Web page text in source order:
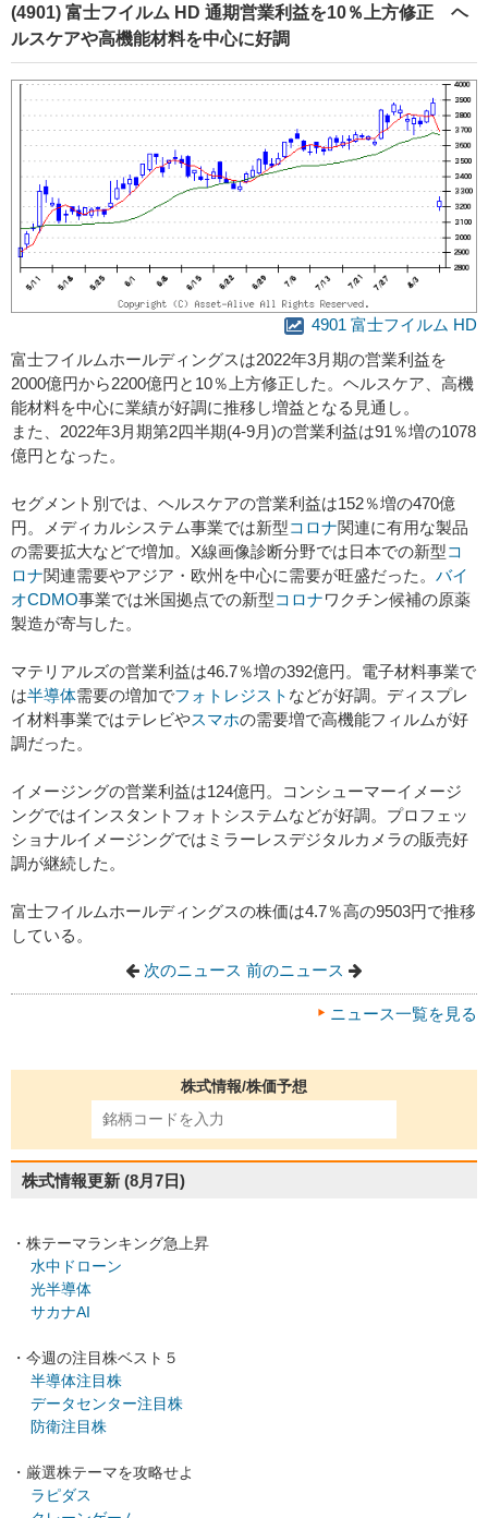
(4901) 富士フイルム HD 通期営業利益を10％上方修正 ヘ
ルスケアや高機能材料を中心に好調
4901 富士フイルム HD
富士フイルムホールディングスは2022年3月期の営業利益を
2000億円から2200億円と10％上方修正した。ヘルスケア、高機
能材料を中心に業績が好調に推移し増益となる見通し。
また、2022年3月期第2四半期(4-9月)の営業利益は91％増の1078
億円となった。
セグメント別では、ヘルスケアの営業利益は152％増の470億
円。メディカルシステム事業では新型コロナ関連に有用な製品
の需要拡大などで増加。X線画像診断分野では日本での新型コ
ロナ関連需要やアジア・欧州を中心に需要が旺盛だった。 バイ
オCDMO事業では米国拠点での新型コロナワクチン候補の原薬
製造が寄与した。
マテリアルズの営業利益は46.7％増の392億円。電子材料事業で
は半導体需要の増加でフォト レジスト などが好調。ディスプレ
イ材料事業ではテレビやスマホの需要増で高機能フィルムが好
調だった。
イメージングの営業利益は124億円。コンシューマーイメージ
ングではインスタントフォトシステムなどが好調。プロフェッ
ショナルイメージングではミラーレスデジタルカメラの販売好
調が継続した。
富士フイルムホールディングスの株価は4.7％高の9503円で推移
している。
次のニュース 前のニュース
ニュース一覧を見る
株式情報/株価予想
株式情報更新 (8月7日)
・株テーマランキング急上昇
水中ドローン
光半導体
サカナAI
・今週の注目株ベスト５
半導体注目株
データセンター注目株
防衛注目株
・厳選株テーマを攻略せよ
ラピダス